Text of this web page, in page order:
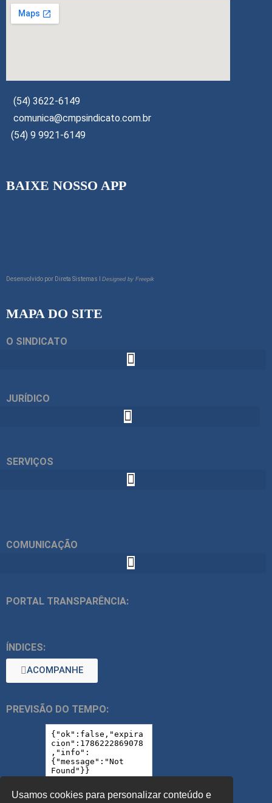
(54) 3622-6149
comunica@cmpsindicato.com.br
(54) 9 9921-6149
BAIXE NOSSO APP
Desenvolvido por Direta Sistemas I Designed by Freepik
MAPA DO SITE
O SINDICATO
JURÍDICO
SERVIÇOS
COMUNICAÇÃO
PORTAL TRANSPARÊNCIA:
ÍNDICES:
ACOMPANHE
PREVISÃO DO TEMPO:
Usamos cookies para personalizar conteúdo e